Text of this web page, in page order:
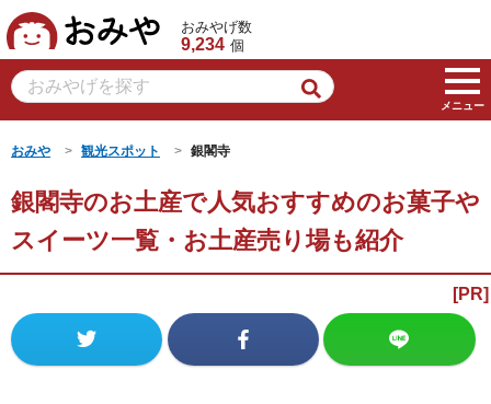
おみや
おみやげ数
9,234 個
メニュー
おみや 観光スポット 銀閣寺
銀閣寺のお土産で人気おすすめのお菓子や
スイーツ一覧・お土産売り場も紹介